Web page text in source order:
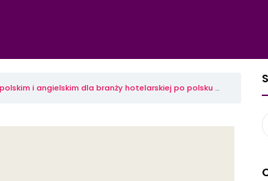
i angielskim dla branży hotelarskiej po polsku